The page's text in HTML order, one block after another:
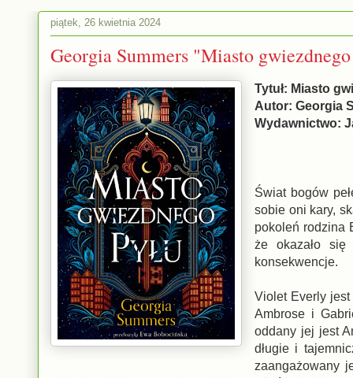
piątek, 26 kwietnia 2024
Georgia Summers "Miasto gwiezdnego
Tytuł: Miasto
Autor: Georgia
Wydawnictwo:
Świat bogów
sobie oni kary,
pokoleń rodzina
że okazało
konsekwencje.
Violet Everly jest
Ambrose i
oddany jej jest
długie i
zaangażowany